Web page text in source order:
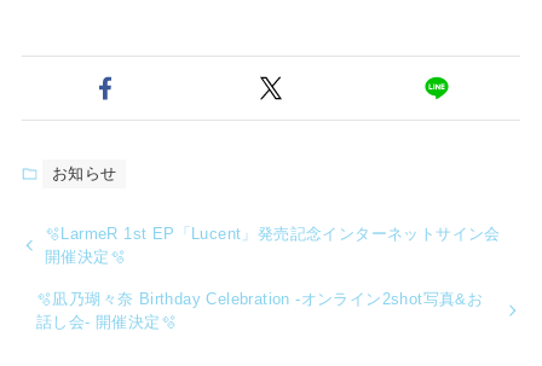
お知らせ
🫧LarmeR 1st EP「Lucent」発売記念インターネットサイン会
開催決定🫧
🫧凪乃瑚々奈 Birthday Celebration -オンライン2shot写真&お
話し会- 開催決定🫧